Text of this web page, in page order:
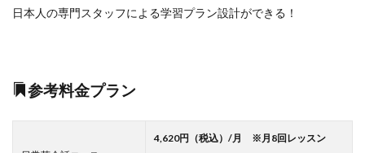
日本人の専門スタッフによる学習プラン設計ができる！
参考料金プラン
4,620円（税込）/月 ※月8回レッスン